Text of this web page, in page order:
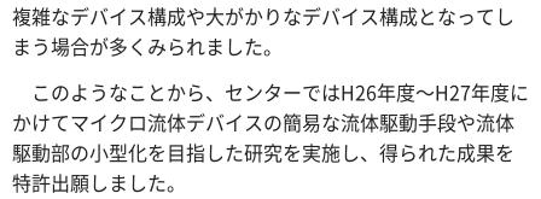
複雑なデバイス構成や大がかりなデバイス構成となってし
まう場合が多くみられました。
このようなことから、センターではH26年度～H27年度に
かけてマイクロ流体デバイスの簡易な流体駆動手段や流体
駆動部の小型化を目指した研究を実施し、得られた成果を
特許出願しました。